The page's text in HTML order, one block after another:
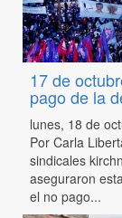
17 de
pago de la
lunes, 18 de
Por Carla
sindicales
aseguraron
el no pago...